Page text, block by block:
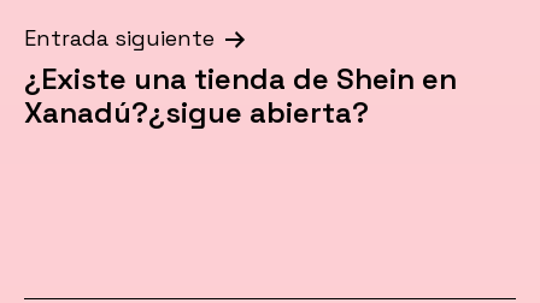
Entrada siguiente
¿Existe una tienda de Shein en
Xanadú?¿sigue abierta?